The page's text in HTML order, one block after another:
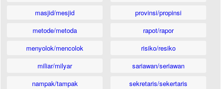
masjid/mesjid
metode/metoda
menyolok/mencolok
miliar/milyar
nampak/tampak
provinsi/propinsi
rapot/rapor
risiko/resiko
sariawan/seriawan
sekretaris/sekertaris